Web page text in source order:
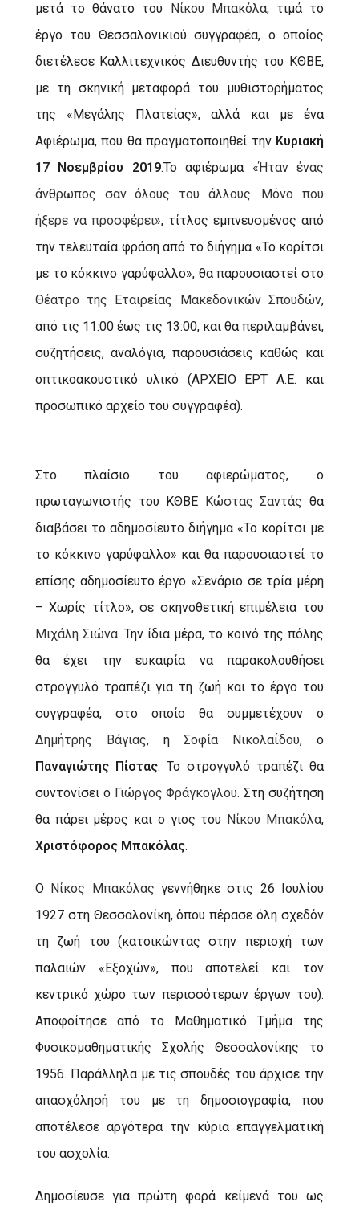
μετά το θάνατο του
Νίκου Μπακόλα, τιμά το
έργο του Θεσσαλονικιού συγγραφέα, ο οποίος
διετέλεσε Καλλιτεχνικός Διευθυντής του ΚΘΒΕ,
με τη σκηνική μεταφορά του μυθιστορήματος
της «Μεγάλης Πλατείας», αλλά και με ένα
Αφιέρωμα, που θα πραγματοποιηθεί την Κυριακή
17 Νοεμβρίου 2019.Το αφιέρωμα «Ήταν ένας
άνθρωπος σαν όλους του άλλους. Μόνο που
ήξερε να προσφέρει», τίτλος εμπνευσμένος από
την τελευταία φράση από το διήγημα «Το κορίτσι
με το κόκκινο γαρύφαλλο», θα παρουσιαστεί στο
Θέατρο της Εταιρείας Μακεδονικών Σπουδών,
από τις 11:00 έως τις 13:00, και θα περιλαμβάνει,
συζητήσεις, αναλόγια, παρουσιάσεις καθώς και
οπτικοακουστικό υλικό (ΑΡΧΕΙΟ ΕΡΤ Α.Ε. και
προσωπικό αρχείο του συγγραφέα).
Στο πλαίσιο του αφιερώματος, ο
πρωταγωνιστής του ΚΘΒΕ
Κώστας Σαντάς θα
διαβάσει το αδημοσίευτο διήγημα «Το κορίτσι με
το κόκκινο γαρύφαλλο» και θα παρουσιαστεί το
επίσης αδημοσίευτο έργο «Σενάριο σε τρία μέρη
– Χωρίς τίτλο», σε σκηνοθετική επιμέλεια του
Μιχάλη Σιώνα. Την ίδια μέρα, το κοινό της πόλης
θα έχει την ευκαιρία να παρακολουθήσει
στρογγυλό τραπέζι για τη ζωή και το έργο του
συγγραφέα, στο οποίο θα συμμετέχουν ο
Δημήτρης Βάγιας, ηΣοφία Νικολαΐδου, ο
Παναγιώτης Πίστας. Το στρογγυλό τραπέζι θα
συντονίσει ο Γιώργος Φράγκογλου. Στη συζήτηση
θα πάρει μέρος και ο γιος του Νίκου Μπακόλα,
Χριστόφορος Μπακόλας.
Ο Νίκος Μπακόλας γεννήθηκε στις 26 Ιουλίου
1927 στη Θεσσαλονίκη, όπου πέρασε όλη σχεδόν
τη ζωή του (κατοικώντας στην περιοχή των
παλαιών «Εξοχών», που αποτελεί και τον
κεντρικό χώρο των περισσότερων έργων του).
Αποφοίτησε από το Μαθηματικό Τμήμα της
Φυσικομαθηματικής Σχολής Θεσσαλονίκης το
1956. Παράλληλα με τις σπουδές του άρχισε την
απασχόλησή του με τη δημοσιογραφία, που
αποτέλεσε αργότερα την κύρια επαγγελματική
του ασχολία.
Δημοσίευσε για πρώτη φορά κείμενά του ως